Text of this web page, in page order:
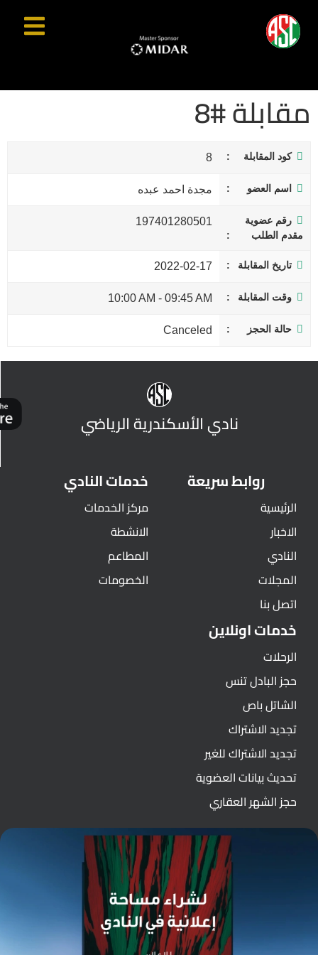
مقابلة #8
كود المقابلة 8
اسم العضو مجدة احمد عبده
رقم عضوية
مقدم الطلب
197401280501
تاريخ المقابلة 2022-02-17
وقت المقابلة 09:45 AM
-
10:00 AM
حالة الحجز Canceled
نادي الأسكندرية الرياضي
روابط سريعة
الرئيسية
الاخبار
النادي
المجلات
اتصل بنا
خدمات النادي
مركز الخدمات
الانشطة
المطاعم
الخصومات
خدمات اونلاين
الرحلات
حجز البادل تنس
الشاتل باص
تجديد الاشتراك
تجديد الاشتراك للغير
تحديث بيانات العضوية
حجز الشهر العقاري